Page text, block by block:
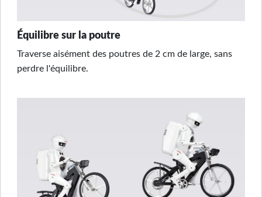
Équilibre sur la poutre
Traverse aisément des poutres de 2 cm de large, sans
perdre l'équilibre.